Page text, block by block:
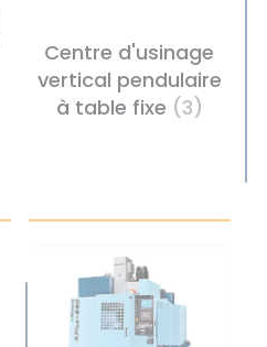
Centre d'usinage
vertical pendulaire
à table fixe (3)